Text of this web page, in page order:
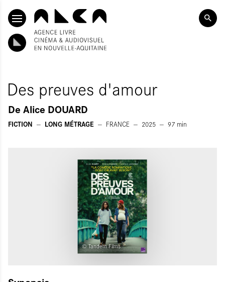
ALLER AU CONTENU PRINCIPAL
Des preuves d'amour
De Alice DOUARD
FICTION LONG MÉTRAGE FRANCE 2025 97 min
© Tandem Films